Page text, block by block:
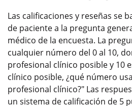
Las calificaciones y reseñas se
de paciente a la pregunta
médico de la encuesta. La
cualquier número del 0 al 10,
profesional clínico posible y 10
clínico posible, ¿qué número
profesional clínico?" Las
un sistema de calificación de 5